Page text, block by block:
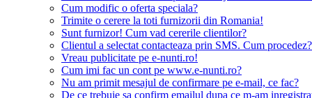
Cum modific o oferta speciala?
Trimite o cerere la toti furnizorii din Romania!
Sunt furnizor! Cum vad cererile clientilor?
Clientul a selectat contacteaza prin SMS. Cum procedez?
Vreau publicitate pe e-nunti.ro!
Cum imi fac un cont pe www.e-nunti.ro?
Nu am primit mesajul de confirmare pe e-mail, ce fac?
De ce trebuie sa confirm emailul dupa ce m-am